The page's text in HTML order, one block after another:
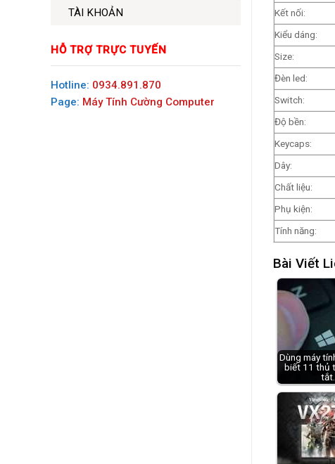
TÀI KHOẢN
HỖ TRỢ TRỰC TUYẾN
Hotline: 0934.891.870
Page: Máy Tính Cường Computer
Kết nối:
Kiểu dáng:
Size:
Đèn led:
Switch:
Độ bền:
Keycaps:
Dây:
Chất liệu:
Phụ kiện:
Tính năng:
Bài Viết
Dùng máy
biết 11 thủ
tắt…